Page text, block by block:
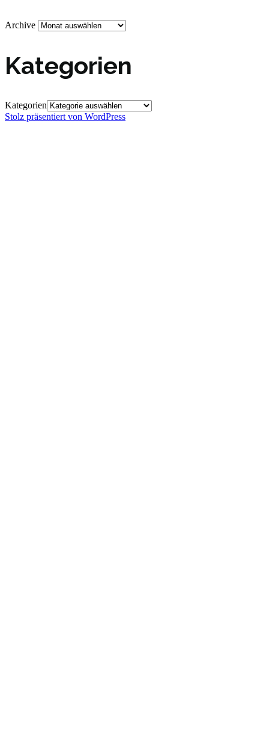
Archive
Kategorien
Kategorien
Stolz präsentiert von WordPress